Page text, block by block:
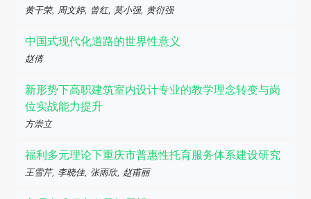
黄干荣, 周文婷, 曾红, 莫小强, 黄衍强
中国式现代化道路的世界性意义
赵倩
新形势下高职建筑室内设计专业的教学理念转变与岗
位实战能力提升
方崇立
福利多元理论下重庆市普惠性托育服务体系建设研究
王雪芹, 李晓佳, 张雨欣, 赵甫丽